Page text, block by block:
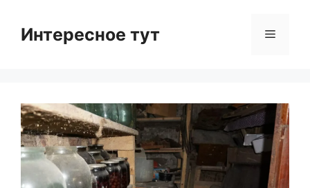
contentИнтересное тут Menu